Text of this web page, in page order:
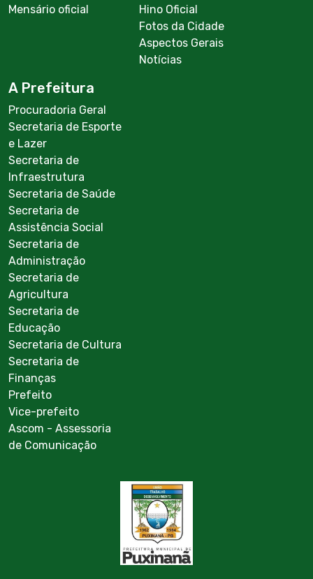
Mensário oficial
Hino Oficial
Fotos da Cidade
Aspectos Gerais
Notícias
A Prefeitura
Procuradoria Geral
Secretaria de Esporte
e Lazer
Secretaria de
Infraestrutura
Secretaria de Saúde
Secretaria de
Assistência Social
Secretaria de
Administração
Secretaria de
Agricultura
Secretaria de
Educação
Secretaria de Cultura
Secretaria de
Finanças
Prefeito
Vice-prefeito
Ascom - Assessoria
de Comunicação